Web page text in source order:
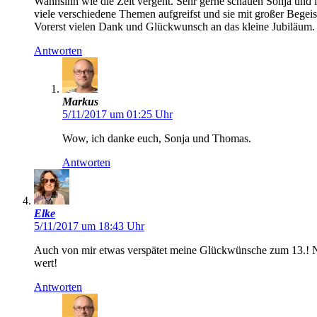
viele verschiedene Themen aufgreifst und sie mit großer
Vorerst vielen Dank und Glückwunsch an das kleine Jubiläum.
Antworten
Markus
5/11/2017 um 01:25 Uhr
Wow, ich danke euch, Sonja und Thomas.
Antworten
Elke
5/11/2017 um 18:43 Uhr
Auch von mir etwas verspätet meine Glückwünsche zum 13.!
wert!
Antworten